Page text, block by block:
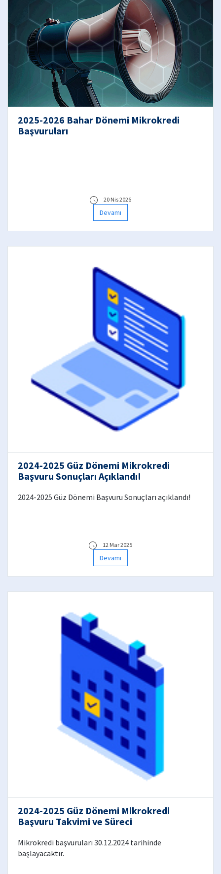
2025-2026 Bahar Dönemi Mikrokredi
Başvuruları
20 Nis 2026
Devamı
2024-2025 Güz Dönemi Mikrokredi
Başvuru Sonuçları Açıklandı!
2024-2025 Güz Dönemi Başvuru Sonuçları açıklandı!
12 Mar 2025
Devamı
2024-2025 Güz Dönemi Mikrokredi
Başvuru Takvimi ve Süreci
Mikrokredi başvuruları 30.12.2024 tarihinde
başlayacaktır.